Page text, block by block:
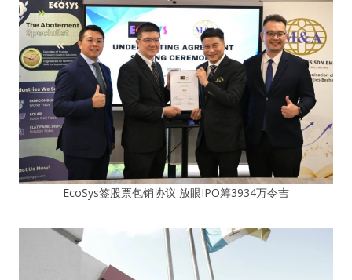
EcoSys签股票包销协议 放眼IPO筹3934万令吉